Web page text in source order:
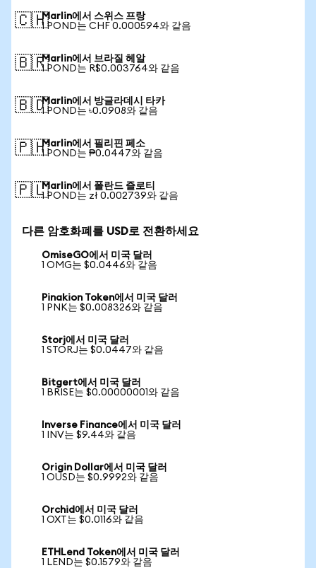
🇨🇭Marlin에서 스위스 프랑
1 POND는 CHF 0.000594와 같음
🇧🇷Marlin에서 브라질 헤알
1 POND는 R$0.003764와 같음
🇧🇩Marlin에서 방글라데시 타카
1 POND는 ৳0.0908와 같음
🇵🇭Marlin에서 필리핀 페소
1 POND는 ₱0.0447와 같음
🇵🇱Marlin에서 폴란드 즐로티
1 POND는 zł 0.002739와 같음
다른 암호화폐를 USD로 전환하세요
OmiseGO에서 미국 달러
1 OMG는 $0.0446와 같음
Pinakion Token에서 미국 달러
1 PNK는 $0.008326와 같음
Storj에서 미국 달러
1 STORJ는 $0.0447와 같음
Bitgert에서 미국 달러
1 BRISE는 $0.00000001와 같음
Inverse Finance에서 미국 달러
1 INV는 $9.44와 같음
Origin Dollar에서 미국 달러
1 OUSD는 $0.9992와 같음
Orchid에서 미국 달러
1 OXT는 $0.0116와 같음
ETHLend Token에서 미국 달러
1 LEND는 $0.1579와 같음